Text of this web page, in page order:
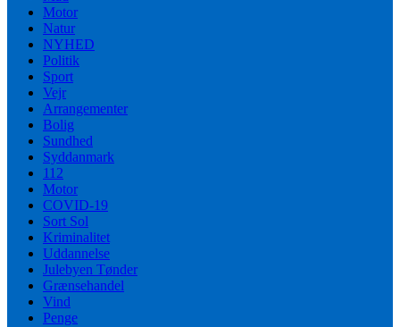
Motor
Natur
NYHED
Politik
Sport
Vejr
Arrangementer
Bolig
Sundhed
Syddanmark
112
Motor
COVID-19
Sort Sol
Kriminalitet
Uddannelse
Julebyen Tønder
Grænsehandel
Vind
Penge